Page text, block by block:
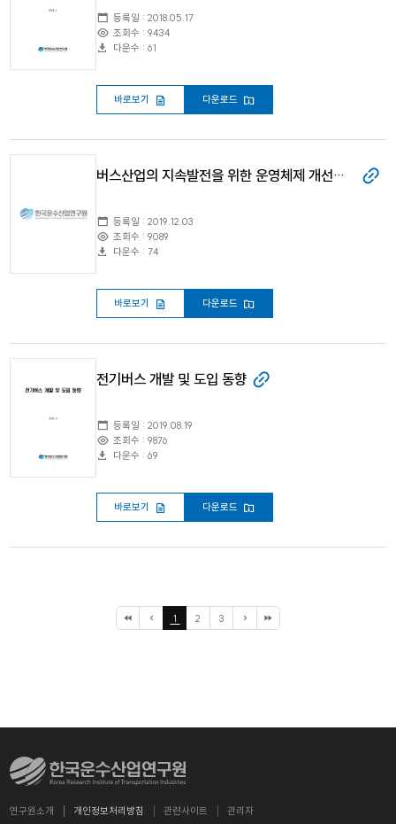
등록일 : 2018.05.17
조회수 : 9434
다운수 : 61
바로보기 다운로드
버스산업의 지속발전을 위한 운영체제 개선방안
등록일 : 2019.12.03
조회수 : 9089
다운수 : 74
바로보기 다운로드
전기버스 개발 및 도입 동향
등록일 : 2019.08.19
조회수 : 9876
다운수 : 69
바로보기 다운로드
1 2 3
연구원소개 개인정보처리방침 관련사이트 관리자